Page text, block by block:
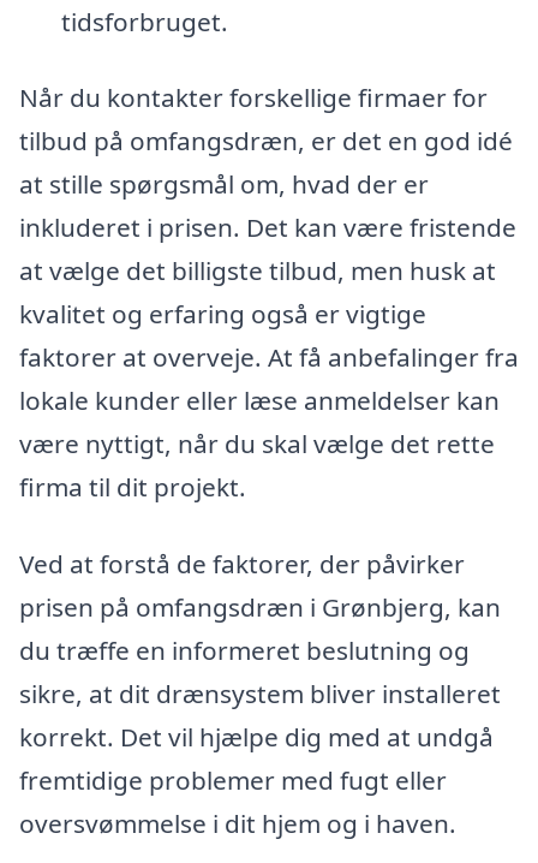
tidsforbruget.
Når du kontakter forskellige firmaer for
tilbud på omfangsdræn, er det en god idé
at stille spørgsmål om, hvad der er
inkluderet i prisen. Det kan være fristende
at vælge det billigste tilbud, men husk at
kvalitet og erfaring også er vigtige
faktorer at overveje. At få anbefalinger fra
lokale kunder eller læse anmeldelser kan
være nyttigt, når du skal vælge det rette
firma til dit projekt.
Ved at forstå de faktorer, der påvirker
prisen på omfangsdræn i Grønbjerg, kan
du træffe en informeret beslutning og
sikre, at dit drænsystem bliver installeret
korrekt. Det vil hjælpe dig med at undgå
fremtidige problemer med fugt eller
oversvømmelse i dit hjem og i haven.